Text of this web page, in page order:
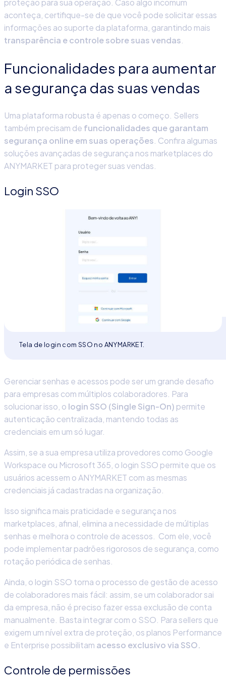
proteção para sua operação. Caso algo incomum
aconteça, certifique-se de que você pode solicitar essas
informações ao suporte da plataforma, garantindo mais
transparência e controle sobre suas vendas
Funcionalidades para aumentar
a segurança das suas vendas
Uma plataforma robusta é apenas o começo. Sellers
também precisam de funcionalidades que garantam
segurança onlineem suas operações. Confira algumas
soluções avançadas de segurança nos marketplaces do
ANYMARKET para proteger suas vendas.
Login SSO
Tela de login com SSO no ANYMARKET.
Gerenciar senhas e acessos pode ser um grande desafio
para empresas com múltiplos colaboradores. Para
solucionar isso, o login SSO (Single Sign-On) permite
autenticação centralizada, mantendo todas as
credenciais em um só lugar.
Assim, se a sua empresa utiliza provedores como Google
Workspace ou Microsoft 365, o login SSO permite que os
usuários acessem o ANYMARKET com as mesmas
credenciais já cadastradas na organização.
Isso significa mais praticidade e segurança nos
marketplaces, afinal, elimina a necessidade de múltiplas
senhas e melhora o controle de acessos. Com ele, você
pode implementar padrões rigorosos de segurança, como
rotação periódica de senhas.
Ainda, o login SSO torna o processo de gestão de acesso
de colaboradores mais fácil: assim, se um colaborador sai
da empresa, não é preciso fazer essa exclusão de conta
manualmente. Basta integrar com o SSO. Para sellers que
exigem um nível extra de proteção, os planos Performance
e Enterprise possibilitam acesso exclusivo via SSO.
Controle de permissões